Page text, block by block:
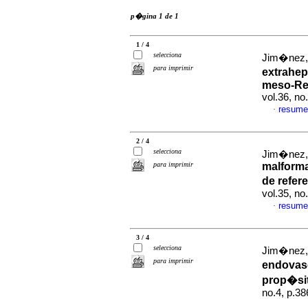
p�gina 1 de 1
1 / 4
selecciona
para imprimir
Jim�nez,
meso-
vol.36,
·
2 / 4
selecciona
para imprimir
de
vol.35,
·
3 / 4
selecciona
para imprimir
Jim�nez,
no.4,